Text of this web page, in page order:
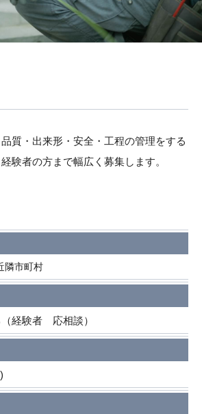
質・出来形・安全・工程の管理をする
験者の方まで幅広く募集します。
隣市町村
経験者 応相談）